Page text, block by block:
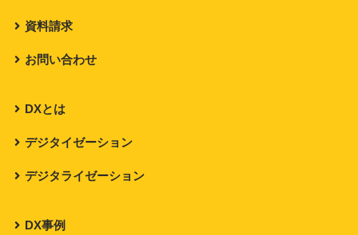
資料請求
お問い合わせ
DXとは
デジタイゼーション
デジタライゼーション
DX事例